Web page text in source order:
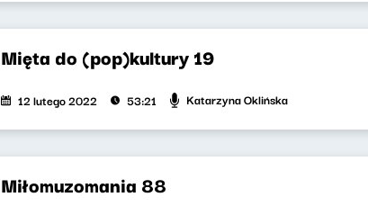
Mięta do (pop)kultury 19
12 lutego 2022 53:21 Katarzyna Oklińska
Miłomuzomania 88